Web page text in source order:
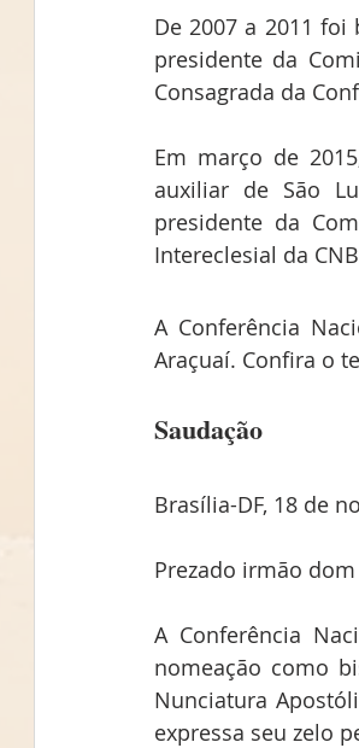
De 2007 a 2011 foi
presidente da
Consagrada da
Em março de
auxiliar de São
presidente da
Intereclesial da
A Conferência
Araçuaí. Confira o
Saudação
Brasília-DF, 18 de
Prezado irmão
A Conferência
nomeação como
Nunciatura
expressa seu zelo